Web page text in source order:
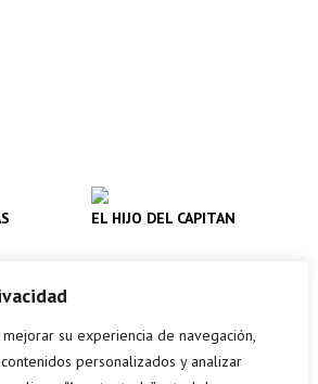
su experiencia de navegación,
personalizados y analizar
EL HIJO DEL CAPITAN